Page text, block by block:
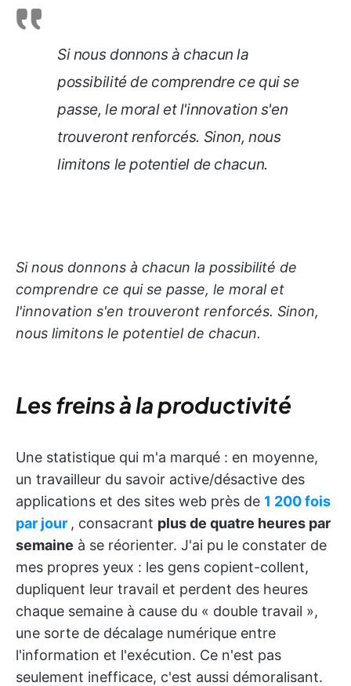
Si nous donnons à chacun la
possibilité de comprendre ce qui se
passe, le moral et l'innovation s'en
trouveront renforcés. Sinon, nous
limitons le potentiel de chacun.
Si nous donnons à chacun la possibilité de
comprendre ce qui se passe, le moral et
l'innovation s'en trouveront renforcés. Sinon,
nous limitons le potentiel de chacun.
Les freins à la productivité
Une statistique qui m'a marqué : en moyenne,
un travailleur du savoir active/désactive des
applications et des sites web près de 1 200 fois
par jour , consacrant plus de quatre heures par
semaine à se réorienter. J'ai pu le constater de
mes propres yeux : les gens copient-collent,
dupliquent leur travail et perdent des heures
chaque semaine à cause du « double travail »,
une sorte de décalage numérique entre
l'information et l'exécution. Ce n'est pas
seulement inefficace, c'est aussi démoralisant.